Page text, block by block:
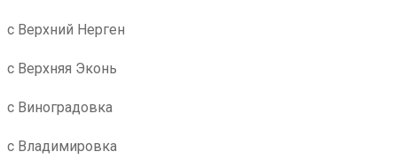
с Верхний Нерген
с Верхняя Эконь
с Виноградовка
с Владимировка